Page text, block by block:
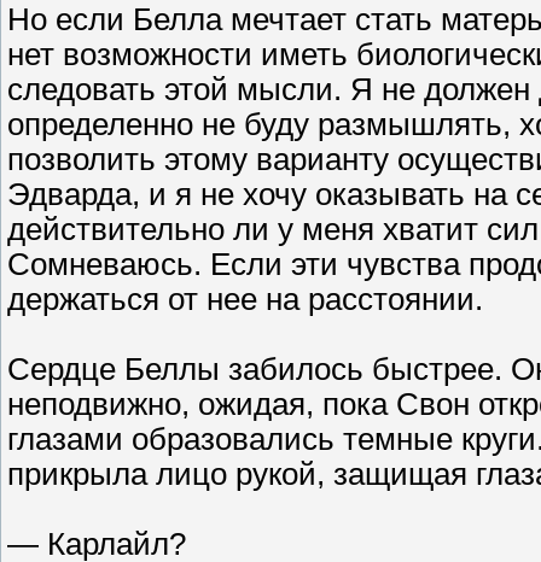
Но если Белла мечтает стать
нет возможности иметь
следовать этой мысли. Я не
определенно не буду размышлять,
позволить этому варианту
Эдварда, и я не хочу оказывать на
действительно ли у меня хватит
Сомневаюсь. Если эти чувства
держаться от нее на расстоянии.
Сердце Беллы забилось быстрее.
неподвижно, ожидая, пока Свон
глазами образовались темные
прикрыла лицо рукой, защищая
— Карлайл?